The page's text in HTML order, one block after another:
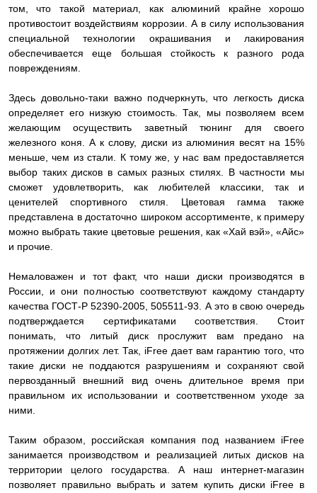
том, что такой материал, как алюминий крайне хорошо
противостоит воздействиям коррозии. А в силу использования
специальной технологии окрашивания и лакирования
обеспечивается еще большая стойкость к разного рода
повреждениям.
Здесь довольно-таки важно подчеркнуть, что легкость диска
определяет его низкую стоимость. Так, мы позволяем всем
желающим осуществить заветный тюнинг для своего
железного коня. А к слову, диски из алюминия весят на 15%
меньше, чем из стали. К тому же, у нас вам предоставляется
выбор таких дисков в самых разных стилях. В частности мы
сможет удовлетворить, как любителей классики, так и
ценителей спортивного стиля. Цветовая гамма также
представлена в достаточно широком ассортименте, к примеру
можно выбрать такие цветовые решения, как «Хай вэй», «Айс»
и прочие.
Немаловажен и тот факт, что наши диски производятся в
России, и они полностью соответствуют каждому стандарту
качества ГОСТ-Р 52390-2005, 505511-93. А это в свою очередь
подтверждается сертификатами соответствия. Стоит
понимать, что литый диск прослужит вам предано на
протяжении долгих лет. Так, iFree дает вам гарантию того, что
такие диски не поддаются разрушениям и сохраняют свой
первозданный внешний вид очень длительное время при
правильном их использовании и соответственном уходе за
ними.
Таким образом, российская компания под названием iFree
занимается производством и реализацией литых дисков на
территории целого государства. А наш интернет-магазин
позволяет правильно выбрать и затем купить диски iFree в